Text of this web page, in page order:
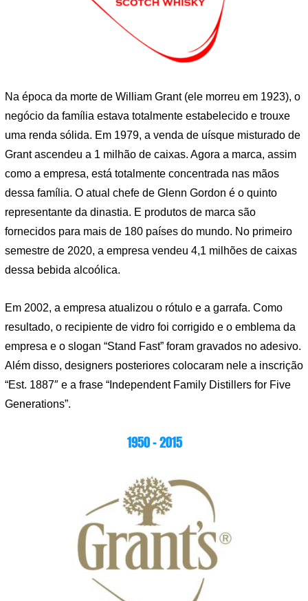
Na época da morte de William Grant (ele morreu em 1923), o
negócio da família estava totalmente estabelecido e trouxe
uma renda sólida. Em 1979, a venda de uísque misturado de
Grant ascendeu a 1 milhão de caixas. Agora a marca, assim
como a empresa, está totalmente concentrada nas mãos
dessa família. O atual chefe de Glenn Gordon é o quinto
representante da dinastia. E produtos de marca são
fornecidos para mais de 180 países do mundo. No primeiro
semestre de 2020, a empresa vendeu 4,1 milhões de caixas
dessa bebida alcoólica.
Em 2002, a empresa atualizou o rótulo e a garrafa. Como
resultado, o recipiente de vidro foi corrigido e o emblema da
empresa e o slogan “Stand Fast” foram gravados no adesivo.
Além disso, designers posteriores colocaram nele a inscrição
“Est. 1887″ e a frase “Independent Family Distillers for Five
Generations”.
1950 – 2015